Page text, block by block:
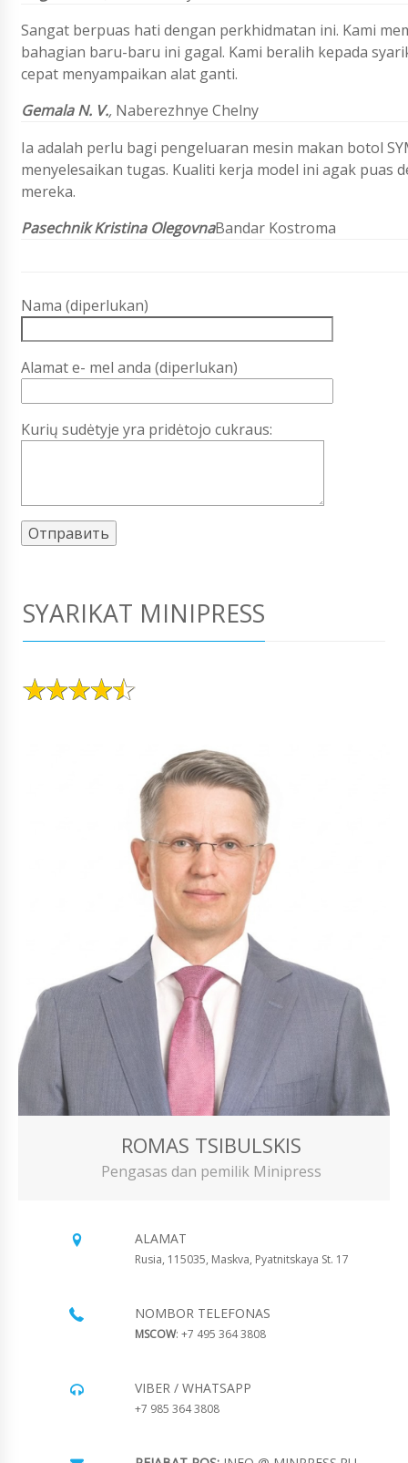
Sangat berpuas hati dengan perkhidmatan ini. Kami
bahagian baru-baru ini gagal. Kami beralih kepada
cepat menyampaikan alat ganti.
Gemala N. V., Naberezhnye Chelny
Ia adalah perlu bagi pengeluaran mesin makan botol
menyelesaikan tugas. Kualiti kerja model ini agak
mereka.
Pasechnik Kristina OlegovnaBandar Kostroma
Nama (diperlukan)
Alamat e- mel anda (diperlukan)
Kurių sudėtyje yra pridėtojo cukraus:
SYARIKAT MINIPRESS
ROMAS TSIBULSKIS
Pengasas dan pemilik Minipress
ALAMAT
Rusia, 115035, Maskva, Pyatnitskaya St. 17
NOMBOR TELEFONAS
MSCOW: +7 495 364 3808
VIBER / WHATSAPP
+7 985 364 3808